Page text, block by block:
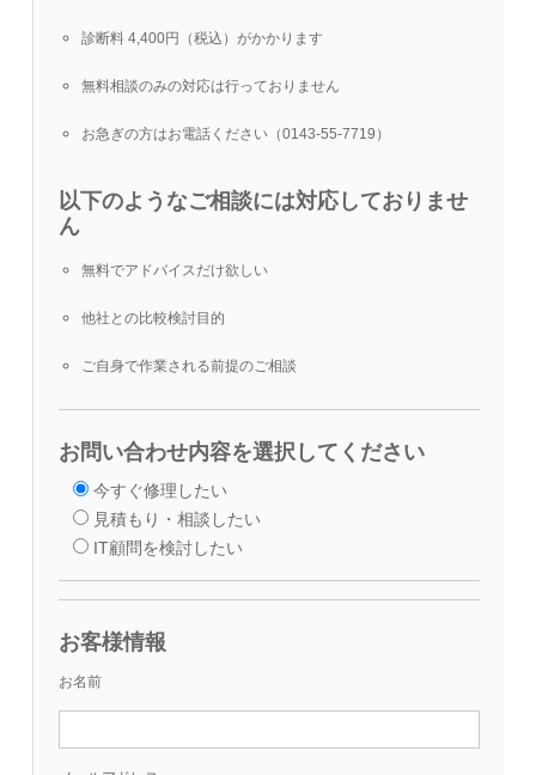
診断料 4,400円（税込）がかかります
無料相談のみの対応は行っておりません
お急ぎの方はお電話ください（0143-55-7719）
以下のようなご相談には対応しておりませ
ん
無料でアドバイスだけ欲しい
他社との比較検討目的
ご自身で作業される前提のご相談
お問い合わせ内容を選択してください
今すぐ修理したい
見積もり・相談したい
IT顧問を検討したい
お客様情報
お名前